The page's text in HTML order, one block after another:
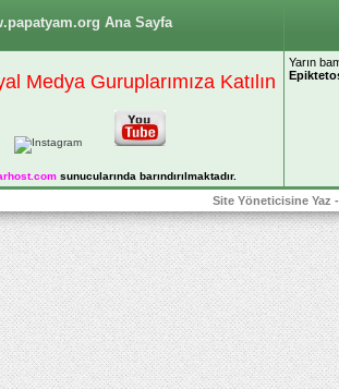
Ana Sayfa
Medya Guruplarımıza Katılın
.comsunucularında barındırılmaktadır.
Yarın
Site Yöneticisine Yaz